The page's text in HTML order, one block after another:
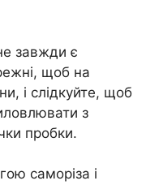
завжди є
щоб на
і слідкуйте, щоб
з
пробки.
саморіза і